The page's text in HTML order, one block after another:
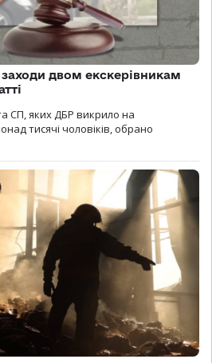
двом екскерівникам
СП, яких ДБР викрило на
тисячі чоловіків, обрано